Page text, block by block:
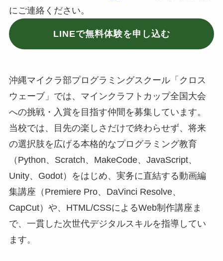
にご連絡ください。
LINEで無料体験を申し込む
沖縄マイクラ部プログラミングスクール「クロス
ウェーブ」では、マインクラフトカップ全国大会
への挑戦・入賞を目指す仲間を募集しています。
当校では、目先の楽しさだけで終わらせず、将来
の選択肢を広げる本格的なプログラミング教育
（Python、Scratch、MakeCode、JavaScript、
Unity、Godot）をはじめ、実务に直結する動画編
集講座（Premiere Pro、DaVinci Resolve、
CapCut）や、HTML/CSSによるWeb制作講座ま
で、一貫した次世代デジタルスキルを指導してい
ます。